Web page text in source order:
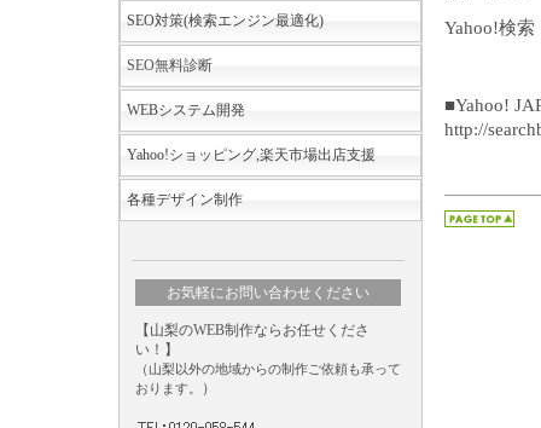
SEO対策(検索エンジン最適化)
SEO無料診断
WEBシステム開発
Yahoo!ショッピング,楽天市場出店支援
各種デザイン制作
お気軽にお問い合わせください
【山梨のWEB制作ならお任せくださ
い！】
（山梨以外の地域からの制作ご依頼も承って
おります。
）
Yahoo!検
■Yahoo!
http://